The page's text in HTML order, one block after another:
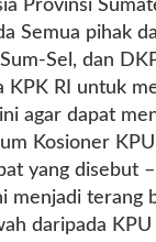
Provinsi
Semua pihak
Sel, dan
KPK RI untuk
agar dapat
Kosioner
yang disebut
menjadi terang
daripada